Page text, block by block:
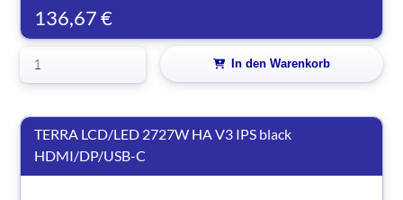
136,67 €
In den Warenkorb
TERRA LCD/LED 2727W HA V3 IPS black
HDMI/DP/USB-C